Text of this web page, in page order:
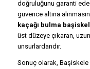
doğruluğunu garanti
güvence altına
kaçağı bulma
üst düzeye çıkaran,
unsurlardandır.
Sonuç olarak, Başiskele